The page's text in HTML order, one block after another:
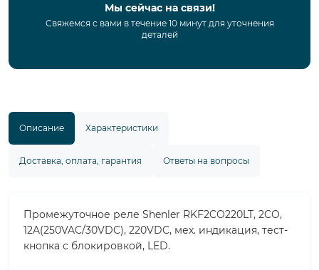
Мы сейчас на связи!
Свяжемся с вами в течение 10 минут для уточнения
деталей
Описание Характеристики
Доставка, оплата, гарантия Ответы на вопросы
Промежуточное реле Shenler RKF2CO220LT, 2CO,
12A(250VAC/30VDC), 220VDC, мех. индикация, тест-
кнопка с блокировкой, LED.